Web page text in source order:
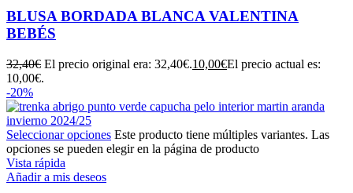
BLUSA BORDADA BLANCA VALENTINA
BEBÉS
32,40€ El precio original era: 32,40€.10,00€El precio actual es:
10,00€.
-20%
Seleccionar opciones Este producto tiene múltiples variantes. Las
opciones se pueden elegir en la página de producto
Vista rápida
Añadir a mis deseos